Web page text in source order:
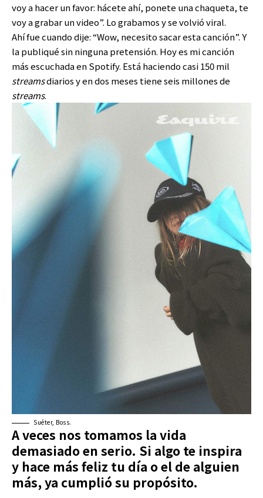
voy a hacer un favor: hácete ahí, ponete una chaqueta, te
voy a grabar un video”. Lo grabamos y se volvió viral.
Ahí fue cuando dije: “Wow, necesito sacar esta canción”. Y
la publiqué sin ninguna pretensión. Hoy es mi canción
más escuchada en Spotify. Está haciendo casi 150 mil
streamsdiarios y en dos meses tiene seis millones de
streams.
Suéter, Boss.
A veces nos tomamos la vida
demasiado en serio. Si algo te inspira
y hace más feliz tu día o el de alguien
más, ya cumplió su propósito.